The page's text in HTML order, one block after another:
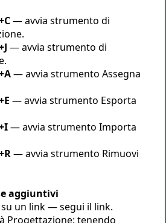
— avvia strumento di
— avvia strumento di
— avvia strumento Assegna
— avvia strumento Esporta
— avvia strumento Importa
— avvia strumento Rimuovi
aggiuntivi
su un link — segui il link.
Progettazione: tenendo